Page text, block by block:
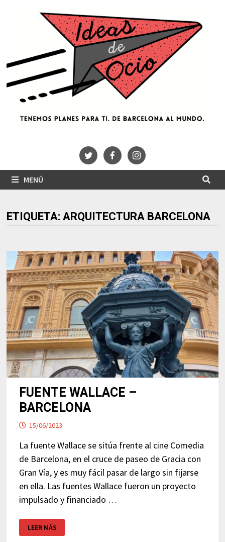
MENÚ
ETIQUETA: ARQUITECTURA BARCELONA
FUENTE WALLACE –
BARCELONA
15/06/2023
La fuente Wallace se sitúa frente al cine Comedia
de Barcelona, en el cruce de paseo de Gracia con
Gran Vía, y es muy fácil pasar de largo sin fijarse
en ella. Las fuentes Wallace fueron un proyecto
impulsado y financiado …
FUENTE
WALLACE
–
LEER MÁS